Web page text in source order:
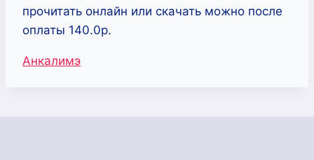
прочитать онлайн или скачать можно после
оплаты 140.0р.
Метки
Анкалимэ